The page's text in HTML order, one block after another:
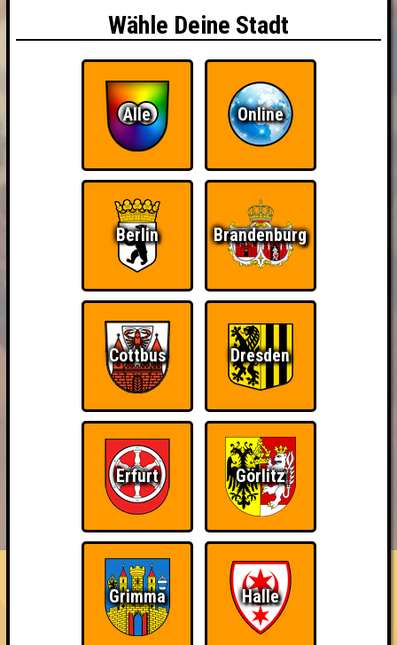
HIGHSCORE RESERVIERUNG
FAQ ÜBER UNS
So kurz vorm Sieg!
Verliere in einem Stechen (um den Sieg)
Wähle Deine Stadt
Alle Online
Berlin Brandenburg
Cottbus Dresden
Erfurt Görlitz
Grimma Halle